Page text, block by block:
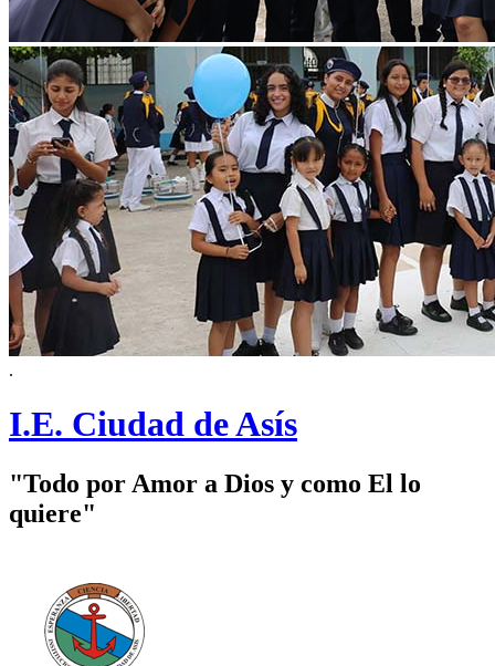
.
I.E. Ciudad de Asís
"Todo por Amor a Dios y como El lo
quiere"